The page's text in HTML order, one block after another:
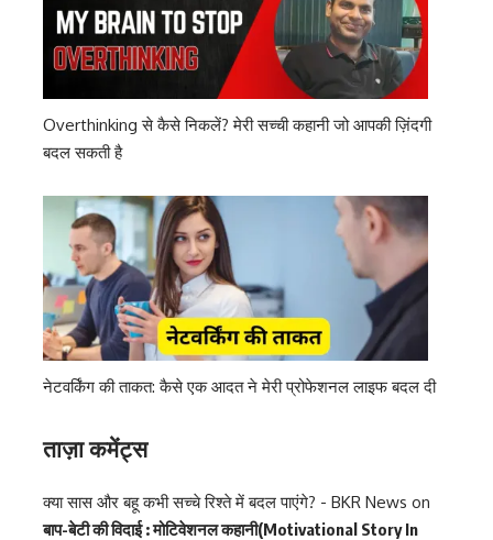
Overthinking से कैसे निकलें? मेरी सच्ची कहानी जो आपकी ज़िंदगी
बदल सकती है
नेटवर्किंग की ताकत: कैसे एक आदत ने मेरी प्रोफेशनल लाइफ बदल दी
ताज़ा कमेंट्स
क्या सास और बहू कभी सच्चे रिश्ते में बदल पाएंगे? - BKR News on
बाप-बेटी की विदाई : मोटिवेशनल कहानी(Motivational Story In